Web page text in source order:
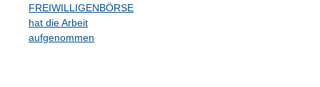
FREIWILLIGENBÖRSE
hat die Arbeit
aufgenommen